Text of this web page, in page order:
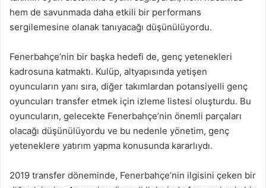
hem de savunmada daha etkili bir performans
sergilemesine olanak tanıyacağı düşünülüyordu.
Fenerbahçe’nin bir başka hedefi de, genç yetenekleri
kadrosuna katmaktı. Kulüp, altyapısında yetişen
oyuncuların yanı sıra, diğer takımlardan potansiyelli genç
oyuncuları transfer etmek için izleme listesi oluşturdu. Bu
oyuncuların, gelecekte Fenerbahçe’nin önemli parçaları
olacağı düşünülüyordu ve bu nedenle yönetim, genç
yeteneklere yatırım yapma konusunda kararlıydı.
2019 transfer döneminde, Fenerbahçe’nin ilgisini çeken bir